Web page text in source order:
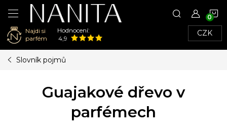
Najdi si
parfém
Hodnocení:
4,9
CZK
Slovník pojmů
Guajakové dřevo v
parfémech